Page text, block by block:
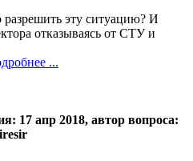
эту ситуацию? И
отказываясь от СТУ и
...
17 апр 2018, автор вопроса: